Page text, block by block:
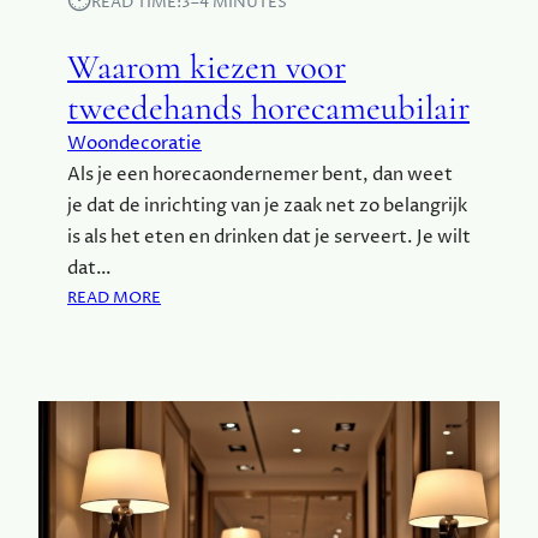
I
N
P
R
O
D
U
B
H
R
M
I
Waarom kiezen voor
tweedehands horecameubilair
Woondecoratie
Als je een horecaondernemer bent, dan weet
je dat de inrichting van je zaak net zo belangrijk
is als het eten en drinken dat je serveert. Je wilt
dat…
READ MORE
R
O
M
K
I